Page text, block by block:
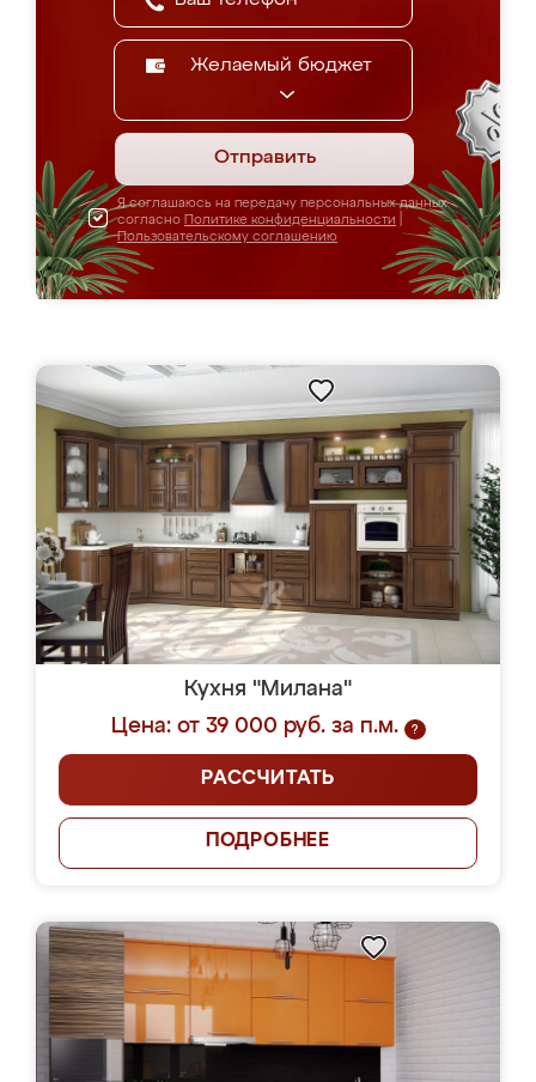
Желаемый бюджет
Отправить
Я соглашаюсь на передачу персональных данных
согласно Политике конфиденциальности
Пользовательскому соглашению
Кухня "Милана"
Цена: от 39 000 руб. за п.м.
?
РАССЧИТАТЬ
ПОДРОБНЕЕ